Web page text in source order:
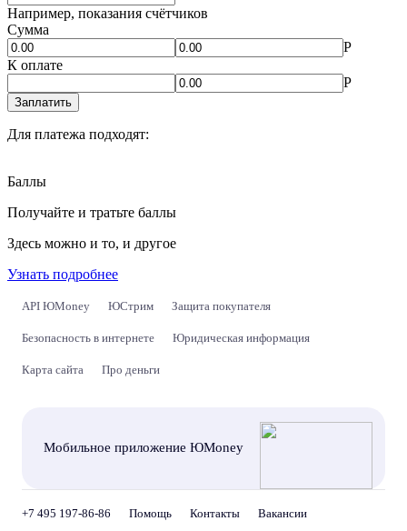
Например, показания счётчиков
Сумма
Р
К оплате
Р
Заплатить
Для платежа подходят:
Баллы
Получайте и тратьте баллы
Здесь можно и то, и другое
Узнать подробнее
API ЮMoney ЮСтрим Защита покупателя
Безопасность в интернете Юридическая информация
Карта сайта Про деньги
Мобильное приложение ЮMoney
+7 495 197-86-86 Помощь Контакты Вакансии